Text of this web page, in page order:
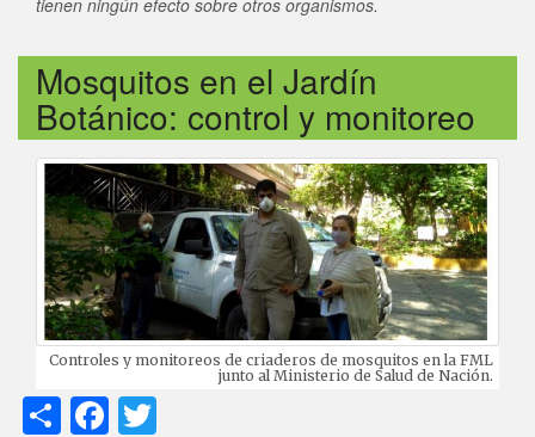
tienen ningún efecto sobre otros organismos.
Mosquitos en el Jardín
Botánico: control y monitoreo
imagen descripcion
Controles y monitoreos de criaderos de mosquitos en la FML
junto al Ministerio de Salud de Nación.
ShareFacebook